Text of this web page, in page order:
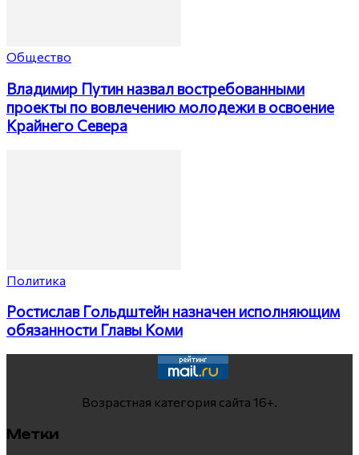
Общество
Владимир Путин назвал востребованными
проекты по вовлечению молодежи в освоение
Крайнего Севера
Политика
Ростислав Гольдштейн назначен исполняющим
обязанности Главы Коми
Возрастная категория сайта 16+.
Метки